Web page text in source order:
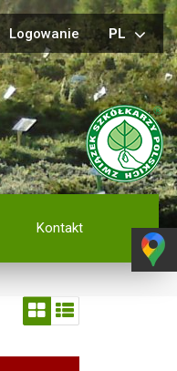
Logowanie PL
Kontakt